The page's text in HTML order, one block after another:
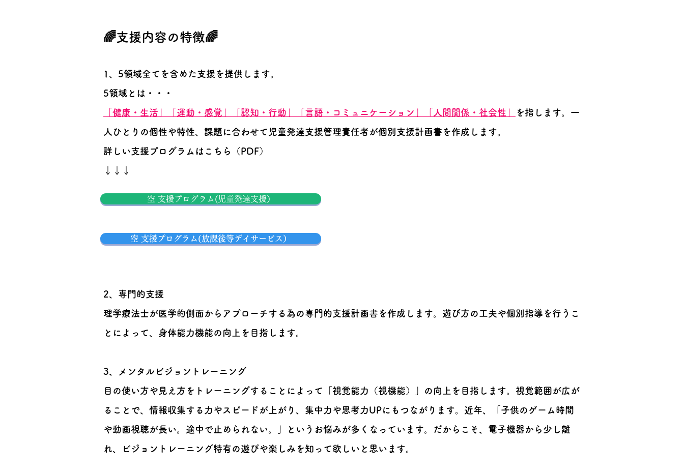
🌈支援内容の特徴🌈
1、5領域全てを含めた支援を提供します。
5領域とは・・・
「健康・生活」「運動・感覚」「認知・行動」「言語・コミュニケーション」「人間関係・社会性」 を指します。一
人ひとりの個性や特性、課題に合わせて児童発達支援管理責任者が個別支援計画書を作成します。
​詳しい支援プログラムはこちら（PDF）
​↓↓↓
空 支援プログラム(児童発達支援）
空 支援プログラム(放課後等デイサービス）
2、専門的支援
理学療法士が医学的側面からアプローチする為の専門的支援計画書を作成します。遊び方の工夫や個別指導を行うこ
とによって、身体能力機能の向上を目指します。
3、メンタルビジョントレーニング
目の使い方や見え方をトレーニングすることによって「視覚能力（視機能）」の向上を目指します。視覚範囲が広が
ることで、情報収集する力やスピードが上がり、集中力や思考力UPにもつながります。近年、「子供のゲーム時間
や動画視聴が長い。途中で止められない。」というお悩みが多くなっています。だからこそ、電子機器から少し離
れ、ビジョントレーニング特有の遊びや楽しみを知って欲しいと思います。